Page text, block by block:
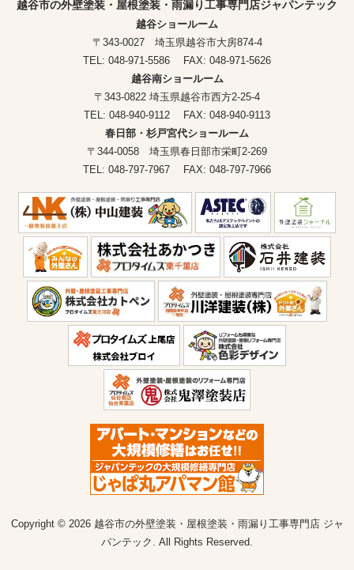
越谷市の外壁塗装・屋根塗装・雨漏り工事専門店ジャパンテック
越谷ショールーム
〒343-0027 埼玉県越谷市大房874-4
TEL: 048-971-5586 FAX: 048-971-5626
越谷南ショールーム
〒343-0822 埼玉県越谷市西方2-25-4
TEL: 048-940-9112 FAX: 048-940-9113
春日部・杉戸宮代ショールーム
〒344-0058 埼玉県春日部市栄町2-269
TEL: 048-797-7967 FAX: 048-797-7966
Copyright © 2026 越谷市の外壁塗装・屋根塗装・雨漏り工事専門店 ジャ
パンテック. All Rights Reserved.